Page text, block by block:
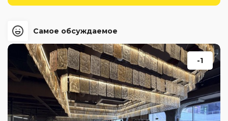
Самое обсуждаемое
-1